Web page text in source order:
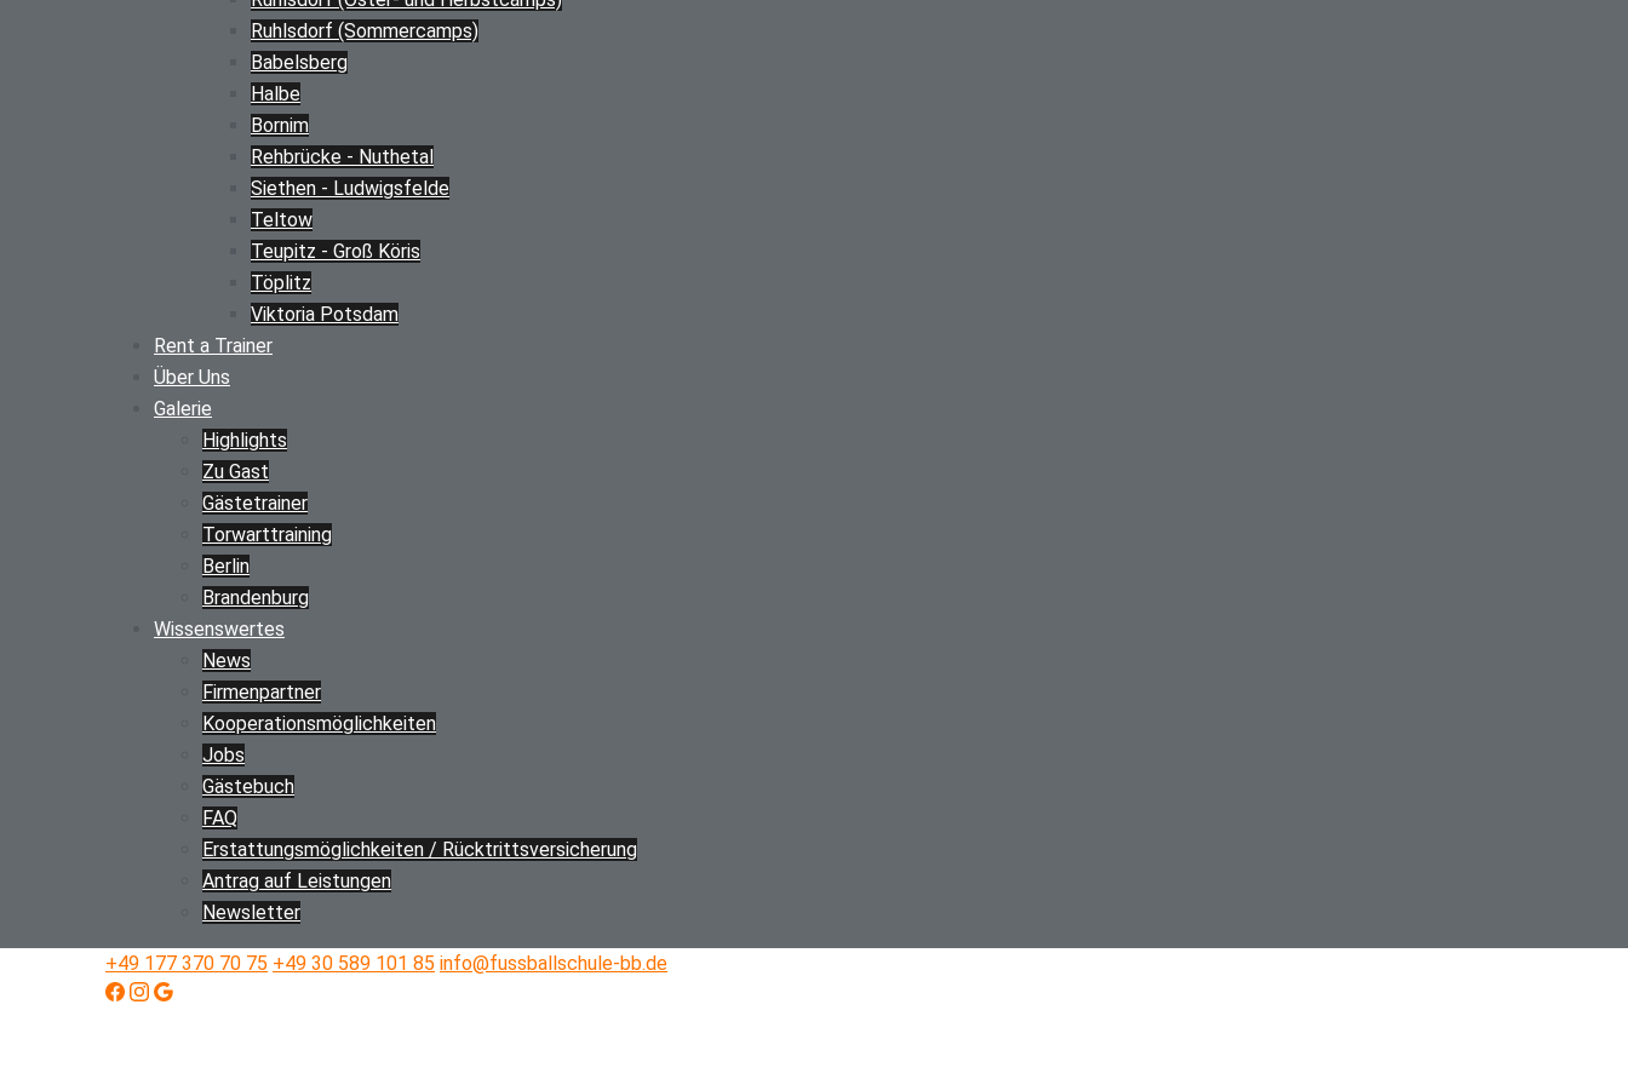
Ruhlsdorf (Sommercamps)
Babelsberg
Halbe
Bornim
Rehbrücke - Nuthetal
Siethen - Ludwigsfelde
Teltow
Teupitz - Groß Köris
Töplitz
Viktoria Potsdam
Rent a Trainer
Über Uns
Galerie
Highlights
Zu Gast
Gästetrainer
Torwarttraining
Berlin
Brandenburg
Wissenswertes
News
Firmenpartner
Kooperations­möglichkeiten
Jobs
Gästebuch
FAQ
Erstattungs­­möglichkeiten / Rücktritts­versicherung
Antrag auf Leistungen
Newsletter
+49 177 370 70 75 +49 30 589 101 85 info@fussballschule-bb.de